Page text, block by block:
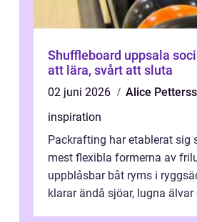
Shuffleboard uppsala socialt spel, lätt
att lära, svårt att sluta
02 juni 2026
Alice
inspiration
Packrafting har etablerat sig
mest flexibla formerna av
uppblåsbar båt ryms i
klarar ändå sjöar, lugna älvar